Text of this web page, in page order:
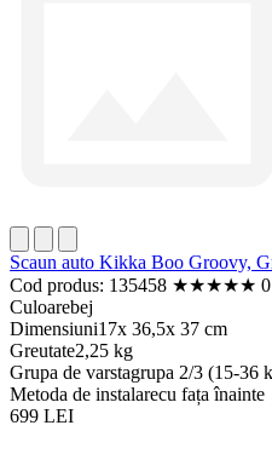
Scaun auto Kikka Boo Groovy,
Cod produs: 135458 ★★★★★ 0
Culoarebej
Dimensiuni17x 36,5x 37 cm
Greutate2,25 kg
Grupa de varstagrupa 2/3 (15-36
Metoda de instalarecu fața înainte
699 LEI